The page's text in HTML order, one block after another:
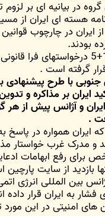
گروه در بیانیه ای بر
هسته ای ایران از
در چارچوب
بودند.
در قطعنامه گروه 1+5 درخواستهای
گرفته است .
با طرح پیشنهادی
ایران بر مذاکره و
و آژانس پیش از هر
.
ایران همواره در پاسخ
و مدرک غرب خواستار
برای رفع ابهامات
بازدید از سایت
بین المللی انرژی
به ایران قرار داده
امنیتی در این مورد